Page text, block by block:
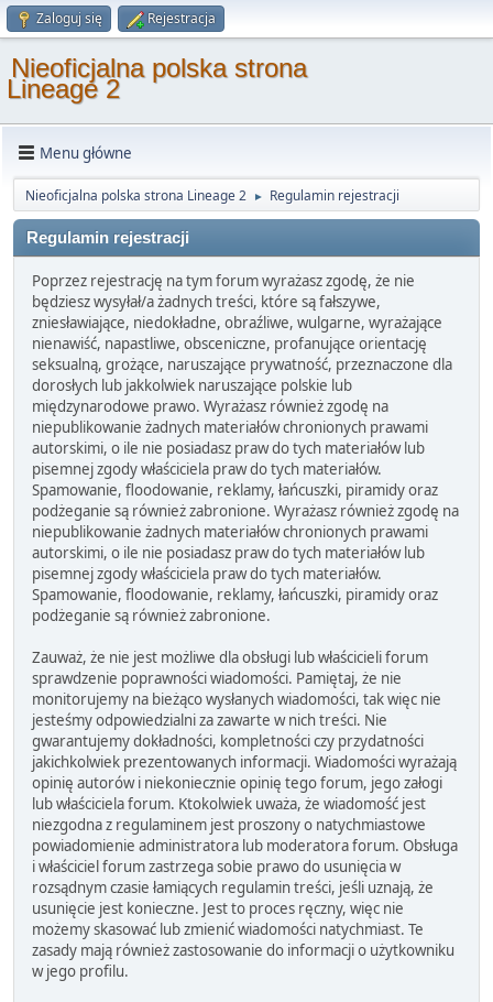
Zaloguj się Rejestracja
Nieoficjalna polska strona
Lineage 2
Menu główne
Nieoficjalna polska strona Lineage 2 ► Regulamin rejestracji
Regulamin rejestracji
Poprzez rejestrację na tym forum wyrażasz zgodę, że nie
będziesz wysyłał/a żadnych treści, które są fałszywe,
zniesławiające, niedokładne, obraźliwe, wulgarne, wyrażające
nienawiść, napastliwe, obsceniczne, profanujące orientację
seksualną, grożące, naruszające prywatność, przeznaczone dla
dorosłych lub jakkolwiek naruszające polskie lub
międzynarodowe prawo. Wyrażasz również zgodę na
niepublikowanie żadnych materiałów chronionych prawami
autorskimi, o ile nie posiadasz praw do tych materiałów lub
pisemnej zgody właściciela praw do tych materiałów.
Spamowanie, floodowanie, reklamy, łańcuszki, piramidy oraz
podżeganie są również zabronione. Wyrażasz również zgodę na
niepublikowanie żadnych materiałów chronionych prawami
autorskimi, o ile nie posiadasz praw do tych materiałów lub
pisemnej zgody właściciela praw do tych materiałów.
Spamowanie, floodowanie, reklamy, łańcuszki, piramidy oraz
podżeganie są również zabronione.
Zauważ, że nie jest możliwe dla obsługi lub właścicieli forum
sprawdzenie poprawności wiadomości. Pamiętaj, że nie
monitorujemy na bieżąco wysłanych wiadomości, tak więc nie
jesteśmy odpowiedzialni za zawarte w nich treści. Nie
gwarantujemy dokładności, kompletności czy przydatności
jakichkolwiek prezentowanych informacji. Wiadomości wyrażają
opinię autorów i niekoniecznie opinię tego forum, jego załogi
lub właściciela forum. Ktokolwiek uważa, że wiadomość jest
niezgodna z regulaminem jest proszony o natychmiastowe
powiadomienie administratora lub moderatora forum. Obsługa
i właściciel forum zastrzega sobie prawo do usunięcia w
rozsądnym czasie łamiących regulamin treści, jeśli uznają, że
usunięcie jest konieczne. Jest to proces ręczny, więc nie
możemy skasować lub zmienić wiadomości natychmiast. Te
zasady mają również zastosowanie do informacji o użytkowniku
w jego profilu.